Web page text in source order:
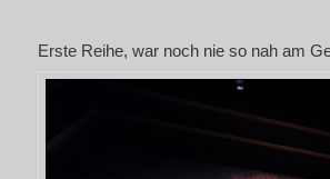
Erste Reihe, war noch nie so nah am